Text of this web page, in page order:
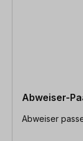
Abweiser-
Abweiser